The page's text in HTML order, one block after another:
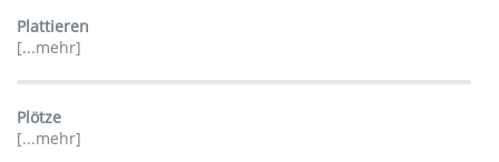
Plattieren
[...mehr]
Plötze
[...mehr]